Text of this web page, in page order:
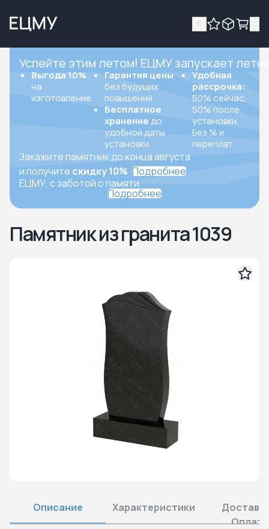
Успейте этим летом! ЕЦМУ запускает
Выгода 10%
на
изготовление.
Гарантия цены
без будущих
повышений.
Бесплатное
хранение до
удобной даты
установки.
Удобная
рассрочка:
50% сейчас,
50% после
установки.
Без % и
переплат.
Закажите памятник до конца августа
и получите скидку 10% Подробнее
ЕЦМУ, с заботой о памяти
Подробнее
Памятник из гранита 1039
Описание Характеристики
Оплата